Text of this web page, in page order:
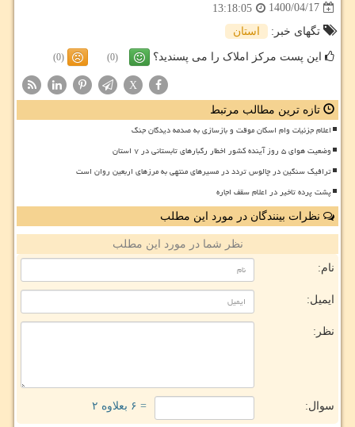
1400/04/17
13:18:05
تگهای خبر:
استان
این پست مرکز املاک را می پسندید؟ (0)
(0)
X
تازه ترین مطالب مرتبط
اعلام جزئیات وام اسکان موقت و بازسازی به صدمه دیدگان جنگ
وضعیت هوای ۵ روز آینده کشور اخطار رگبارهای تابستانی در ۷ استان
ترافیک سنگین در چالوس تردد در مسیرهای منتهی به مرزهای اربعین روان است
پشت پرده تاخیر در اعلام سقف اجاره
نظرات بینندگان در مورد این مطلب
نظر شما در مورد این مطلب
نام:
ایمیل:
نظر:
سوال: = ۶ بعلاوه ۲